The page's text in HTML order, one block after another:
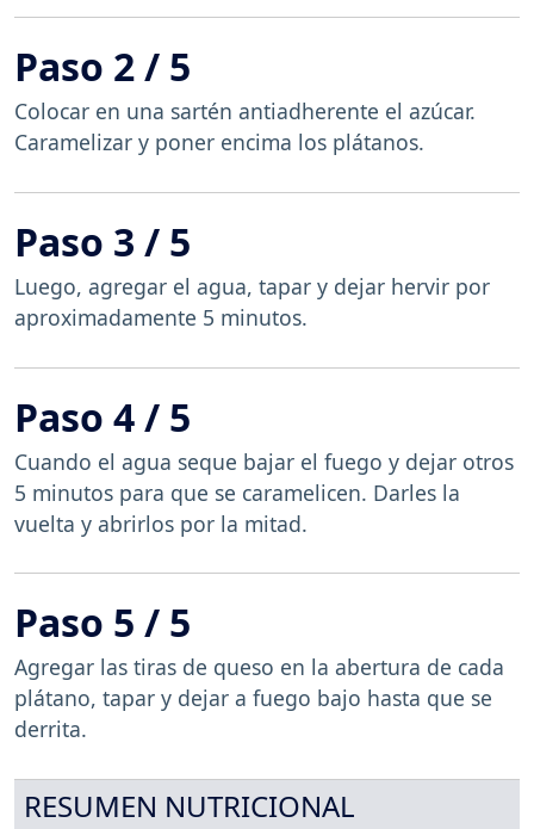
Paso 2 / 5
Colocar en una sartén antiadherente el azúcar.
Caramelizar y poner encima los plátanos.
Paso 3 / 5
Luego, agregar el agua, tapar y dejar hervir por
aproximadamente 5 minutos.
Paso 4 / 5
Cuando el agua seque bajar el fuego y dejar otros
5 minutos para que se caramelicen. Darles la
vuelta y abrirlos por la mitad.
Paso 5 / 5
Agregar las tiras de queso en la abertura de cada
plátano, tapar y dejar a fuego bajo hasta que se
derrita.
RESUMEN NUTRICIONAL